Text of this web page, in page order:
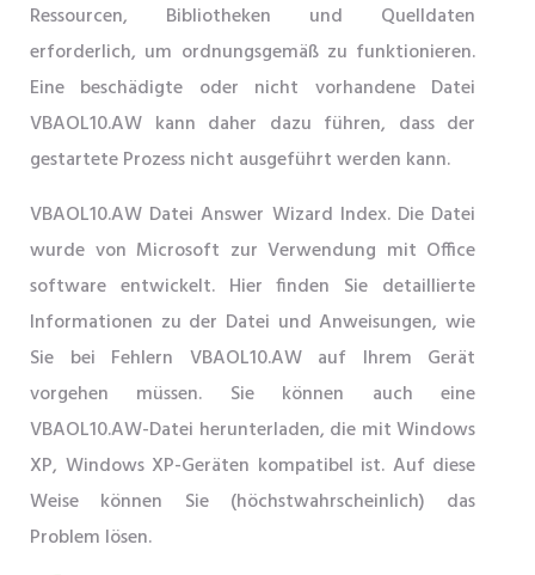
Ressourcen, Bibliotheken und Quelldaten
erforderlich, um ordnungsgemäß zu funktionieren.
Eine beschädigte oder nicht vorhandene Datei
VBAOL10.AW kann daher dazu führen, dass der
gestartete Prozess nicht ausgeführt werden kann.
VBAOL10.AW Datei Answer Wizard Index. Die Datei
wurde von Microsoft zur Verwendung mit Office
software entwickelt. Hier finden Sie detaillierte
Informationen zu der Datei und Anweisungen, wie
Sie bei Fehlern VBAOL10.AW auf Ihrem Gerät
vorgehen müssen. Sie können auch eine
VBAOL10.AW-Datei herunterladen, die mit Windows
XP, Windows XP-Geräten kompatibel ist. Auf diese
Weise können Sie (höchstwahrscheinlich) das
Problem lösen.